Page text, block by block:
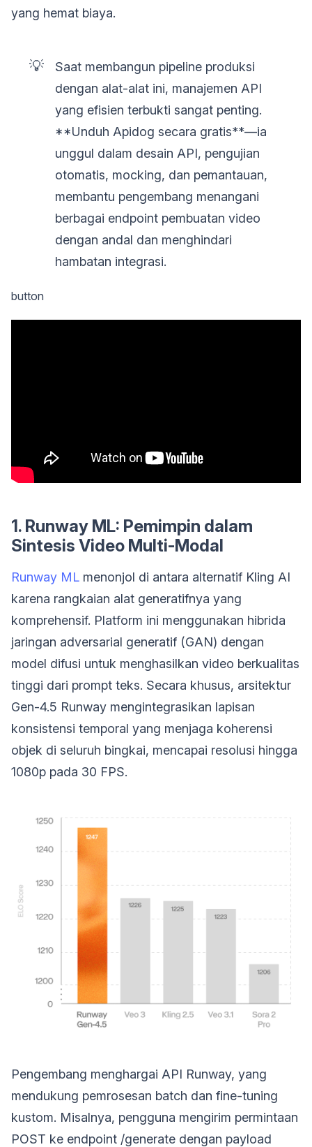
yang hemat biaya.
💡
Saat membangun pipeline produksi
dengan alat-alat ini, manajemen API
yang efisien terbukti sangat penting.
**Unduh Apidog secara gratis**—ia
unggul dalam desain API, pengujian
otomatis, mocking, dan pemantauan,
membantu pengembang menangani
berbagai endpoint pembuatan video
dengan andal dan menghindari
hambatan integrasi.
button
1. Runway ML: Pemimpin dalam
Sintesis Video Multi-Modal
Runway ML menonjol di antara alternatif Kling AI
karena rangkaian alat generatifnya yang
komprehensif. Platform ini menggunakan hibrida
jaringan adversarial generatif (GAN) dengan
model difusi untuk menghasilkan video berkualitas
tinggi dari prompt teks. Secara khusus, arsitektur
Gen-4.5 Runway mengintegrasikan lapisan
konsistensi temporal yang menjaga koherensi
objek di seluruh bingkai, mencapai resolusi hingga
1080p pada 30 FPS.
Pengembang menghargai API Runway, yang
mendukung pemrosesan batch dan fine-tuning
kustom. Misalnya, pengguna mengirim permintaan
POST ke endpoint /generate dengan payload